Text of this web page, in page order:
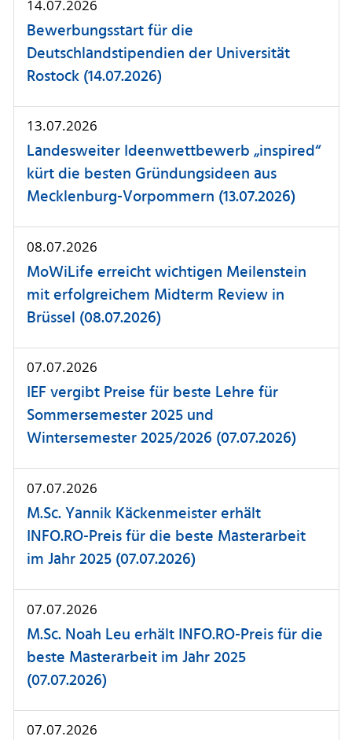
14.07.2026
Bewerbungsstart für die
Deutschlandstipendien der Universität
Rostock (14.07.2026)
13.07.2026
Landesweiter Ideenwettbewerb „inspired“
kürt die besten Gründungsideen aus
Mecklenburg-Vorpommern (13.07.2026)
08.07.2026
MoWiLife erreicht wichtigen Meilenstein
mit erfolgreichem Midterm Review in
Brüssel (08.07.2026)
07.07.2026
IEF vergibt Preise für beste Lehre für
Sommersemester 2025 und
Wintersemester 2025/2026 (07.07.2026)
07.07.2026
M.Sc. Yannik Käckenmeister erhält
INFO.RO-Preis für die beste Masterarbeit
im Jahr 2025 (07.07.2026)
07.07.2026
M.Sc. Noah Leu erhält INFO.RO-Preis für die
beste Masterarbeit im Jahr 2025
(07.07.2026)
07.07.2026